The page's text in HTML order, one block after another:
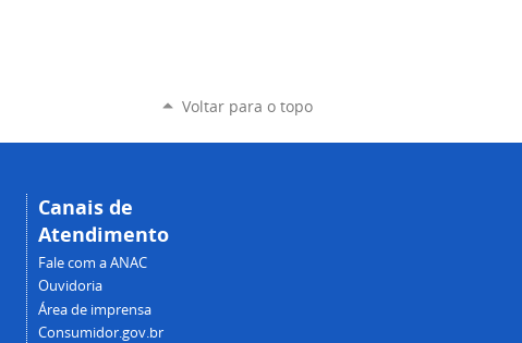
Voltar para o topo
Canais de
Atendimento
Fale com a ANAC
Ouvidoria
Área de imprensa
Consumidor.gov.br